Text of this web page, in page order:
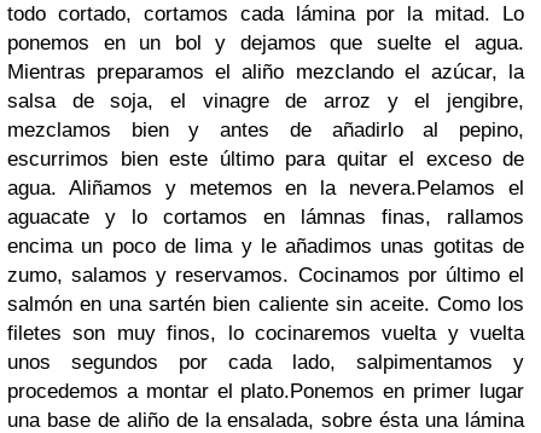
todo cortado, cortamos cada lámina por la mitad. Lo
ponemos en un bol y dejamos que suelte el agua.
Mientras preparamos el aliño mezclando el azúcar, la
salsa de soja, el vinagre de arroz y el jengibre,
mezclamos bien y antes de añadirlo al pepino,
escurrimos bien este último para quitar el exceso de
agua. Aliñamos y metemos en la nevera.Pelamos el
aguacate y lo cortamos en lámnas finas, rallamos
encima un poco de lima y le añadimos unas gotitas de
zumo, salamos y reservamos. Cocinamos por último el
salmón en una sartén bien caliente sin aceite. Como los
filetes son muy finos, lo cocinaremos vuelta y vuelta
unos segundos por cada lado, salpimentamos y
procedemos a montar el plato.Ponemos en primer lugar
una base de aliño de la ensalada, sobre ésta una lámina